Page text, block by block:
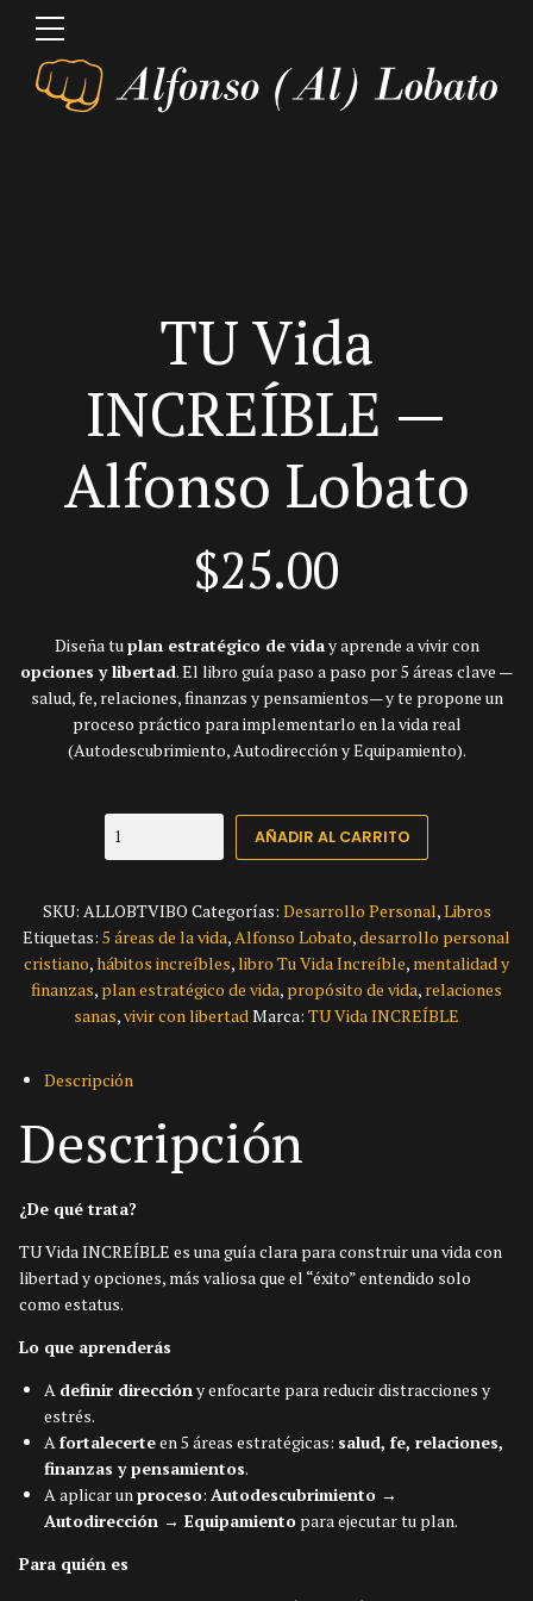
TU Vida
INCREÍBLE —
Alfonso Lobato
$25.00
Diseña tuplan estratégico de viday aprende a vivir con
opciones y libertad. El libro guía paso a paso por 5 áreas clave —
salud, fe, relaciones, finanzas y pensamientos— y te propone un
proceso práctico para implementarlo en la vida real
(Autodescubrimiento, Autodirección y Equipamiento).
TU
—
Alfonso
Lobato
cantidad
AÑADIR AL CARRITO
SKU: ALLOBTVIBO Categorías: Desarrollo Personal,Libros
Etiquetas: 5 áreas de la vida,Alfonso Lobato,desarrollo personal
cristiano,hábitos increíbles,libro Tu Vida Increíble, mentalidad y
finanzas, plan estratégico de vida, propósito de vida, relaciones
sanas,vivir con libertadMarca: TU Vida INCREÍBLE
Descripción
Descripción
¿De qué trata?
TU Vida INCREÍBLE es una guía clara para construir una vida con
libertad y opciones, más valiosa que el “éxito” entendido solo
como estatus.
Lo que aprenderás
A definir direccióny enfocarte para reducir distracciones y
estrés.
Afortalecerteen 5 áreas estratégicas: salud, fe, relaciones,
finanzas y pensamientos.
A aplicar unproceso: Autodescubrimiento →
Autodirección → Equipamiento para ejecutar tu plan.
Para quién es